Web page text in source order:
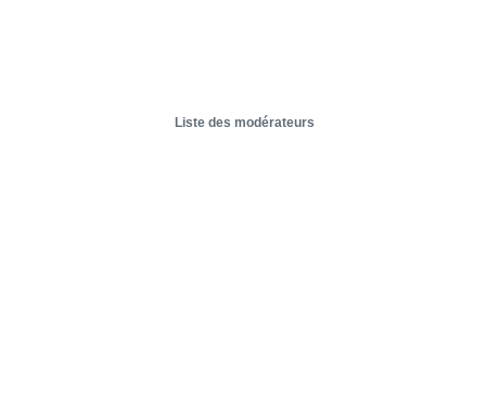
Liste des modérateurs